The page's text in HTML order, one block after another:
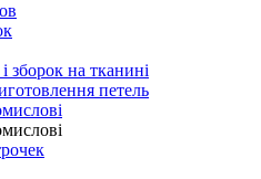
зборок на тканині
петель